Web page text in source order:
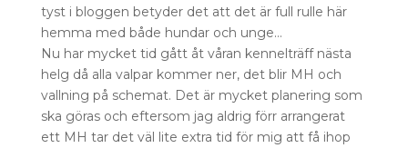
tyst i bloggen betyder det att det är full rulle här
hemma med både hundar och unge…
Nu har mycket tid gått åt våran kennelträff nästa
helg då alla valpar kommer ner, det blir MH och
vallning på schemat. Det är mycket planering som
ska göras och eftersom jag aldrig förr arrangerat
ett MH tar det väl lite extra tid för mig att få ihop